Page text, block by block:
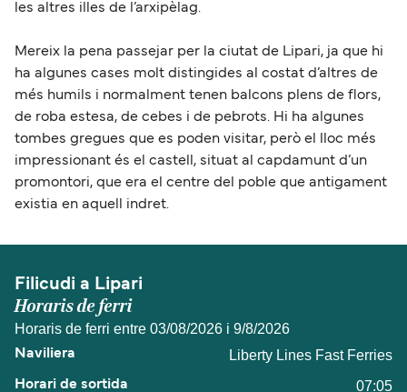
les altres illes de l’arxipèlag.
Mereix la pena passejar per la ciutat de Lipari, ja que hi
ha algunes cases molt distingides al costat d’altres de
més humils i normalment tenen balcons plens de flors,
de roba estesa, de cebes i de pebrots. Hi ha algunes
tombes gregues que es poden visitar, però el lloc més
impressionant és el castell, situat al capdamunt d’un
promontori, que era el centre del poble que antigament
existia en aquell indret.
Filicudi a Lipari
Horaris de ferri
Horaris de ferri entre 03/08/2026 i 9/8/2026
Liberty Lines Fast Ferries
07:05